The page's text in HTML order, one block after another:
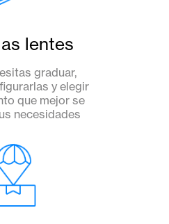
lentes
graduar,
y elegir
que mejor se
necesidades